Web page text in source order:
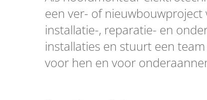
een ver- of nieuwbouwproject
installatie-, reparatie- en
installaties en stuurt een
voor hen en voor